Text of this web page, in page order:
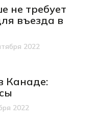
не требует
въезда в
2022
Канаде:
2022